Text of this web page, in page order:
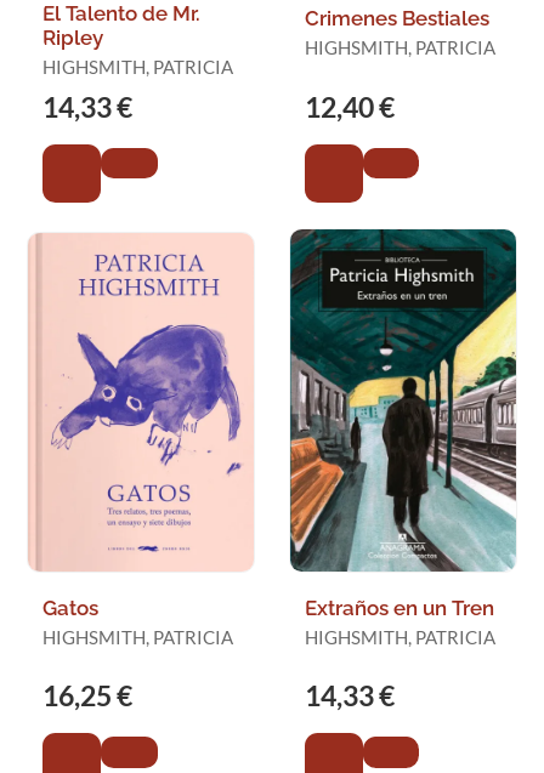
El Talento de Mr.
Ripley
HIGHSMITH, PATRICIA
14,33 €
Crimenes Bestiales
HIGHSMITH, PATRICIA
12,40 €
Gatos
HIGHSMITH, PATRICIA
16,25 €
Extraños en un Tren
HIGHSMITH, PATRICIA
14,33 €